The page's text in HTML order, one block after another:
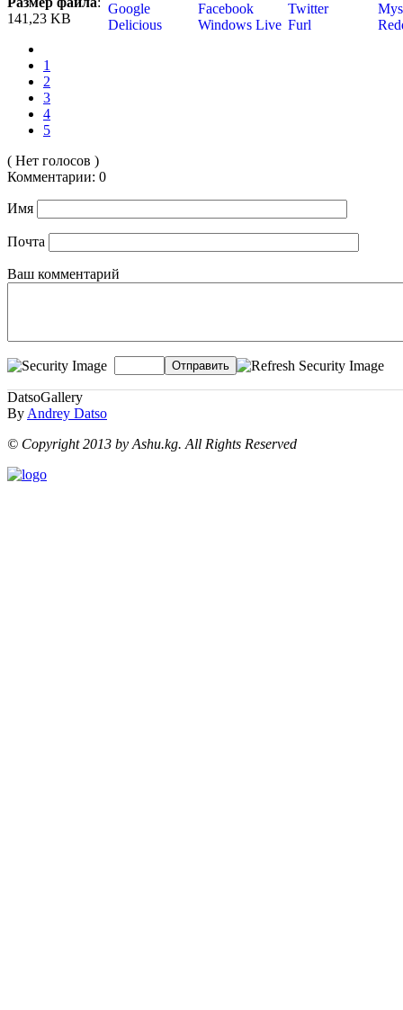
141,23 KB
1
2
3
4
5
( Нет голосов )
Google Facebook Twitter
Delicious
Windows Live Furl
Комментарии: 0
Имя
Почта
Ваш комментарий
Отправить
DatsoGallery
ByAndrey Datso
© Copyright 2013 by Ashu.kg. All Rights Reserved